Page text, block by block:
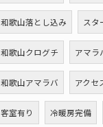
和歌山落とし込み スタ
和歌山クログチ アマラ
和歌山アマラバ アクセ
客室有り 冷暖房完備